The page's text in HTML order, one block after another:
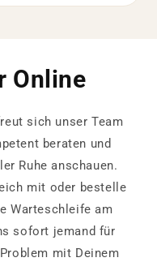
Online
sich unser Team
beraten und
Ruhe anschauen.
mit oder bestelle
Warteschleife am
sofort jemand für
mit Deinem